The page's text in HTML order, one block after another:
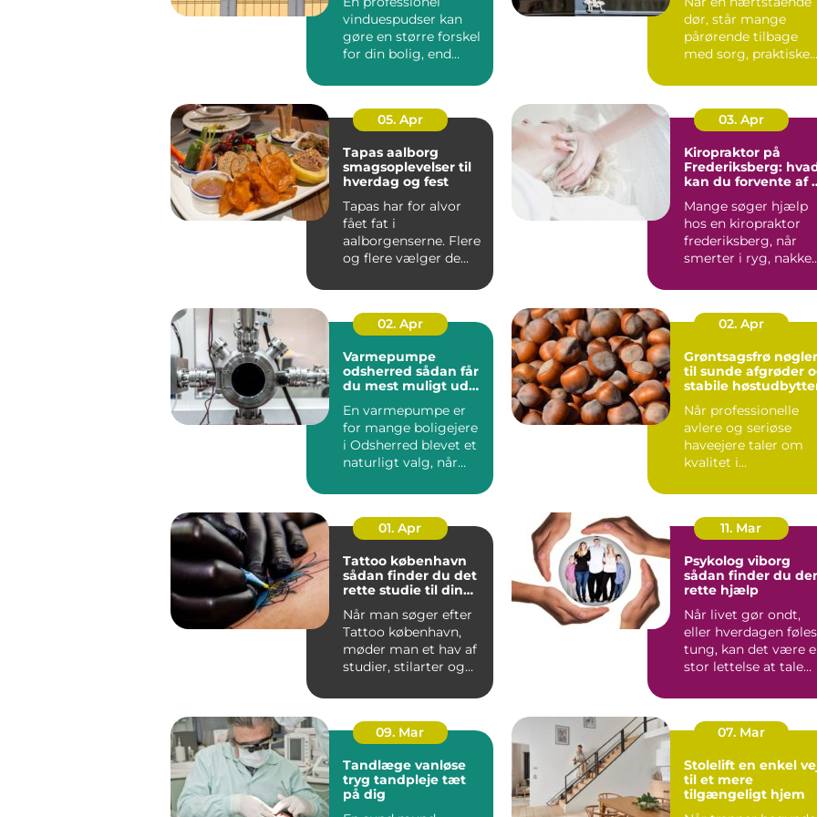
vinduespudser kan
gøre en større forskel
for din bolig, end
Klare ...
dør, står mange
pårørende tilbage
med sorg, praktiske
af ik...
05. Apr
Tapas aalborg
smagsoplevelser til
hverdag og fest
Tapas har for alvor
fået fat i
aalborgenserne. Flere
og flere vælger de
skal hyg...
03. Apr
Kiropraktor på
Frederiksberg:
kan du forvente af
Mange søger hjælp
hos en kiropraktor
frederiksberg, når
smerter i ryg, nakke
02. Apr
Varmepumpe
odsherred sådan får
du mest muligt ud
En varmepumpe er
for mange boligejere
i Odsherred blevet et
naturligt valg, når
...
02. Apr
Grøntsagsfrø nøglen
til sunde afgrøder
stabile
Når professionelle
avlere og seriøse
haveejere taler om
kvalitet i
marken, star...
01. Apr
Tattoo københavn
sådan finder du det
rette studie til din
Når man søger efter
Tattoo københavn,
møder man et hav af
studier, stilarter og
sk...
11. Mar
Psykolog viborg
sådan finder du
rette hjælp
Når livet gør ondt,
eller hverdagen føles
tung, kan det være
stor lettelse at tale
09. Mar
Tandlæge vanløse
tryg tandpleje tæt
på dig
07. Mar
Stolelift en enkel vej
til et mere
tilgængeligt hjem